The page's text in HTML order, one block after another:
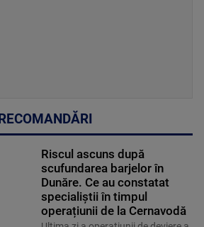
RECOMANDĂRI
Riscul ascuns după
scufundarea barjelor în
Dunăre. Ce au constatat
specialiștii în timpul
operațiunii de la Cernavodă